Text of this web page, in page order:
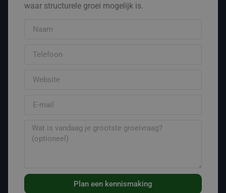
waar structurele groei mogelijk is.
Plan een kennismaking